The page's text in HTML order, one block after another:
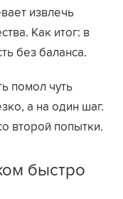
извлечь
Как итог: в
без баланса.
помол чуть
а на один шаг.
второй попытки.
быстро